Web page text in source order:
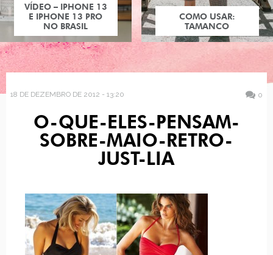
VÍDEO – IPHONE 13
E IPHONE 13 PRO
NO BRASIL
COMO USAR:
TAMANCO
18 DE DEZEMBRO DE 2012 - 13:20 0
O-QUE-ELES-PENSAM-
SOBRE-MAIO-RETRO-
JUST-LIA